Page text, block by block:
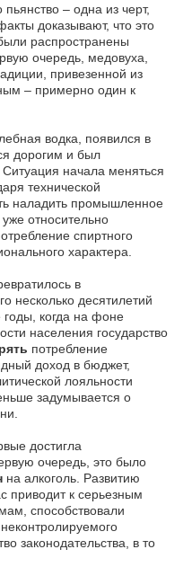
– одна из черт,
доказывают, что это
распространены
очередь, медовуха,
привезенной из
– примерно один к
водка, появился в
дорогим и был
начала меняться
технической
наладить промышленное
относительно
спиртного
характера.
в
несколько десятилетий
когда на фоне
населения государство
потребление
доход в бюджет,
лояльности
задумывается о
достигла
очередь, это было
на алкоголь. Развитию
приводит к серьезным
способствовали
законодательства, в то